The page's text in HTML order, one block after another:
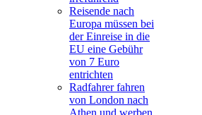
Reisende nach
Europa müssen bei
der Einreise in die
EU eine Gebühr
von 7 Euro
entrichten
Radfahrer fahren
von London nach
Athen und werben